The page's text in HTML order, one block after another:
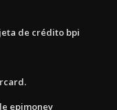
de crédito bpi
epimoney